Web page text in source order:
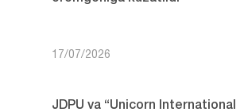
17/07/2026
JDPU va “Unicorn International